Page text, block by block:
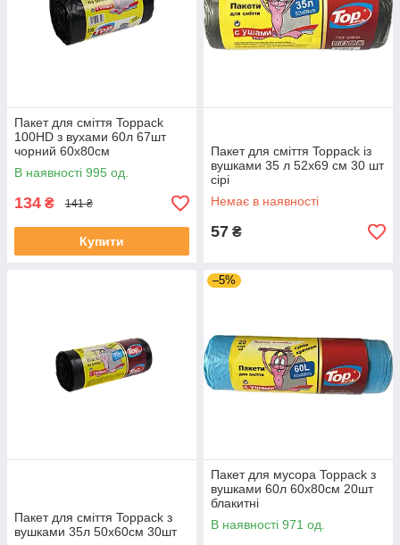
Пакет для сміття Toppack
100HD з вухами 60л 67шт
чорний 60х80см
В наявності 995 од.
134 ₴ 141 ₴
Купити
Пакет для сміття Toppack із
вушками 35 л 52х69 см 30 шт
сірі
Немає в наявності
57 ₴
Пакет для сміття Toppack з
вушками 35л 50х60см 30шт
–5%
Пакет для мусора Toppack з
вушками 60л 60х80см 20шт
блакитні
В наявності 971 од.